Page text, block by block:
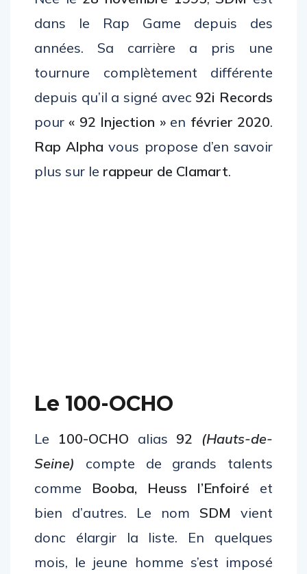
dans le Rap Game depuis des
années. Sa carrière a pris une
tournure complètement différente
depuis qu’il a signé avec 92i Records
pour« 92 Injection »en février 2020.
Rap Alpha vous propose d’en savoir
plus sur le rappeur de Clamart.
Le 100-OCHO
Le 100-OCHO alias 92
(Hauts-de-
Seine) compte de grands talents
comme Booba, Heuss l’Enfoiré et
bien d’autres. Le nom SDM vient
donc élargir la liste. En quelques
mois, le jeune homme s’est imposé